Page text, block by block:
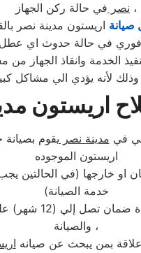
نصر في حالة ركن الجهاز ،
صيانة اريستون مدينة نصر
في حالة حدوث اي عطل
الخدمة وانقاذ الجهاز من
اريستون
في مدينة نصر يقوم
اريستون الموجوده
او خارجها (في الحالتين
خدمة الصيانة)
ويمنح المركز مدة
والصيانة ،
بمن يبحث عن صيانه